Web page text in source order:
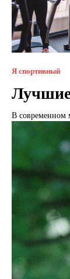
Я спортивный
Лучшие
В современном